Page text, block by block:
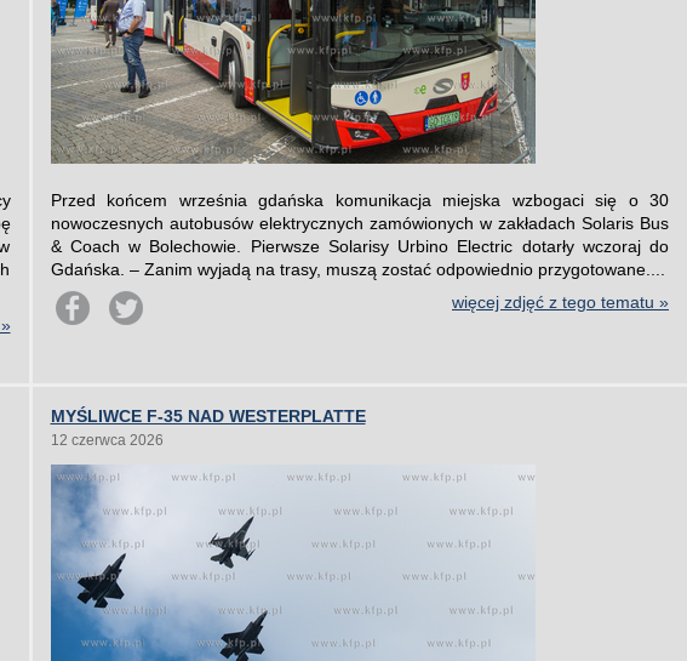
Przed końcem września gdańska komunikacja miejska wzbogaci się o 30
nowoczesnych autobusów elektrycznych zamówionych w zakładach Solaris Bus
& Coach w Bolechowie. Pierwsze Solarisy Urbino Electric dotarły wczoraj do
Gdańska. – Zanim wyjadą na trasy, muszą zostać odpowiednio przygotowane....
więcej zdjęć z tego tematu »
MYŚLIWCE F-35 NAD WESTERPLATTE
12 czerwca 2026